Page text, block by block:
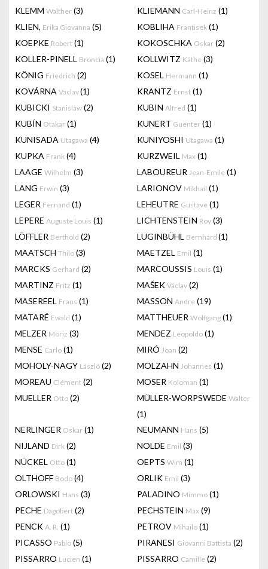
KLEMM Walther (3) KLIEMANN Carl-Heinz (1)
KLIEN, Erika Giovanna (5) KOBLIHA Frantisek (1)
KOEPKE Robert (1) KOKOSCHKA Oskar (2)
KOLLER-PINELL Broncia (1) KOLLWITZ Käthe (3)
KÖNIG Friedrich (2) KOSEL Hermann (1)
KOVÁRNA Václav(1) KRANTZ Ernst (1)
KUBICKI Stanislaw (2) KUBIN Alfred (1)
KUBÍN Otakar (1) KUNERT Guenter (1)
KUNISADA Utagawa (4) KUNIYOSHI Utagawa (1)
KUPKA Frank (4) KURZWEIL Max (1)
LAAGE Wilhelm (3) LABOUREUR Jean-Emile (1)
LANG Erwin (3) LARIONOV Mikhail (1)
LEGER Fernand (1) LEHEUTRE Gustave (1)
LEPERE Auguste Louis (1) LICHTENSTEIN Roy (3)
LÖFFLER Berthold (2) LUGINBÜHL Bernhard (1)
MAATSCH Thilo (3) MAETZEL Emil (1)
MARCKS Gerhard (2) MARCOUSSIS Louis (1)
MARTINZ Fritz (1) MAŠEK Václav (2)
MASEREEL Frans (1) MASSON Andre (19)
MATARÉ Ewald (1) MATTHEUER Wolfgang (1)
MELZER Moriz (3) MENDEZ Leopoldo (1)
MENSE Carlo (1) MIRÓ Joan (2)
MOHOLY-NAGY László (2) MOLZAHN Johannes (1)
MOREAU Clément (2) MOSER Koloman (1)
MUELLER Otto (2) MÜLLER-WORPSWEDE Walter
(1)
NERLINGER Oskar (1) NEUMANN Hans (5)
NIJLAND Dirk (2) NOLDE Emil (3)
NÜCKEL Otto (1) OEPTS Wim (1)
OLTHOFF Bodo (4) ORLIK Emil (3)
ORLOWSKI Hans (3) PALADINO Mimmo (1)
PECHE Dagobert (2) PECHSTEIN Max (9)
PENCK A. R. (1) PETROV Mihailo (1)
PICASSO Pablo (5) PIRANESI Giovanni Battista (2)
PISSARRO Lucien (1) PISSARRO Camille (2)